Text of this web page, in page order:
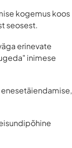
kogemus koos
seosest.
erinevate
inimese